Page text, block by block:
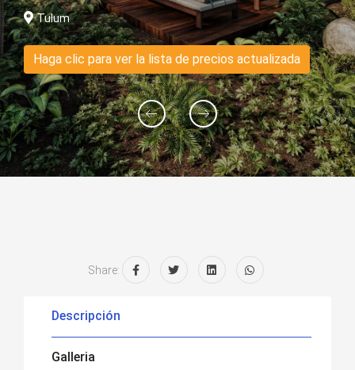
Tulum
Haga clic para ver la lista de precios actualizada
Share:
Descripción
Galleria